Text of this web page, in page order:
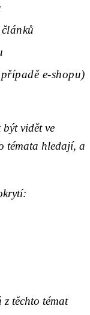
e-shopu)
vidět ve
témata hledají, a
těchto témat